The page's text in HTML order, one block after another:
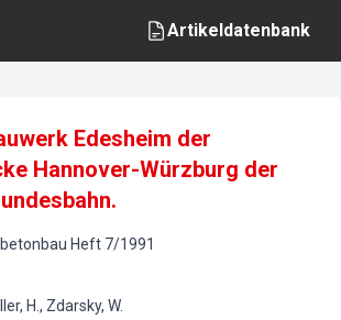
Artikeldatenbank
Edesheim der
Hannover-Würzburg der
Heft 7/1991
H., Zdarsky, W.